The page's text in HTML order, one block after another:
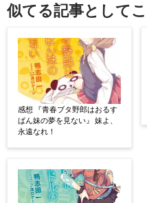
似てる記事として
感想 『青春ブタ野郎はおるす
ばん妹の夢を見ない』 妹よ、
永遠なれ！